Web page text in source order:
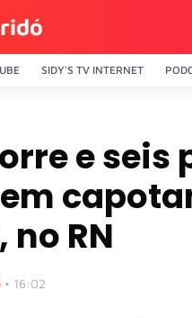
SIDY'S TV INTERNET
e seis
no RN
• 16:02